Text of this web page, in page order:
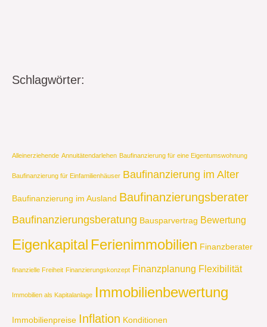
Schlagwörter:
Alleinerziehende Annuitätendarlehen Baufinanzierung für eine Eigentumswohnung
Baufinanzierung für Einfamilienhäuser Baufinanzierung im Alter
Baufinanzierung im Ausland Baufinanzierungsberater
Baufinanzierungsberatung Bausparvertrag Bewertung
Eigenkapital Ferienimmobilien Finanzberater
finanzielle Freiheit Finanzierungskonzept Finanzplanung Flexibilität
Immobilien als Kapitalanlage Immobilienbewertung
Immobilienpreise Inflation Konditionen